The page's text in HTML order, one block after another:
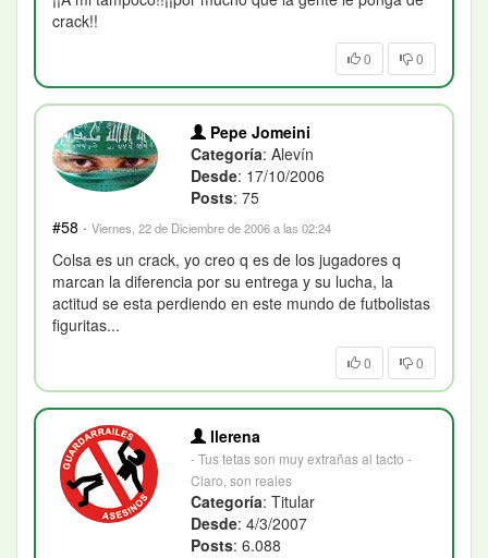
crack!!
0 0
Pepe Jomeini
Categoría: Alevín
Desde: 17/10/2006
Posts: 75
#58 · Viernes, 22 de Diciembre de 2006 a las 02:24
Colsa es un crack, yo creo q es de los jugadores q
marcan la diferencia por su entrega y su lucha, la
actitud se esta perdiendo en este mundo de futbolistas
figuritas...
0 0
llerena
- Tus tetas son muy extrañas al tacto -
Claro, son reales
Categoría: Titular
Desde: 4/3/2007
Posts: 6.088